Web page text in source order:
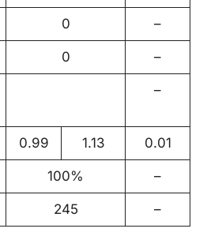
0 –
0 –
–
0.99 1.13 0.01
100% –
245 –